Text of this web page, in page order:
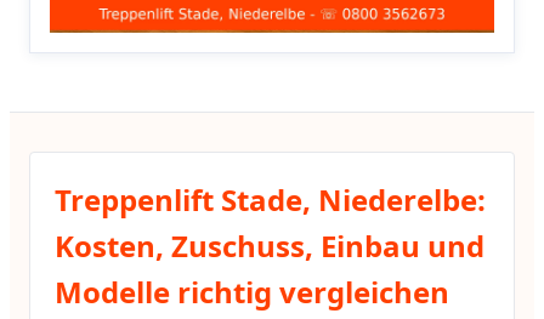
Treppenlift Stade, Niederelbe:
Kosten, Zuschuss, Einbau und
Modelle richtig vergleichen